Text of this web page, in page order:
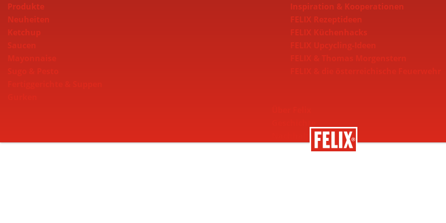
Produkte
Neuheiten
Ketchup
Saucen
Inspiration & Kooperationen
FELIX Rezeptideen
FELIX Küchenhacks
FELIX Upcycling-Ideen
Nachhaltigkeit